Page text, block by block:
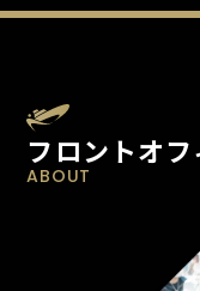
フロントオ
ABOUT